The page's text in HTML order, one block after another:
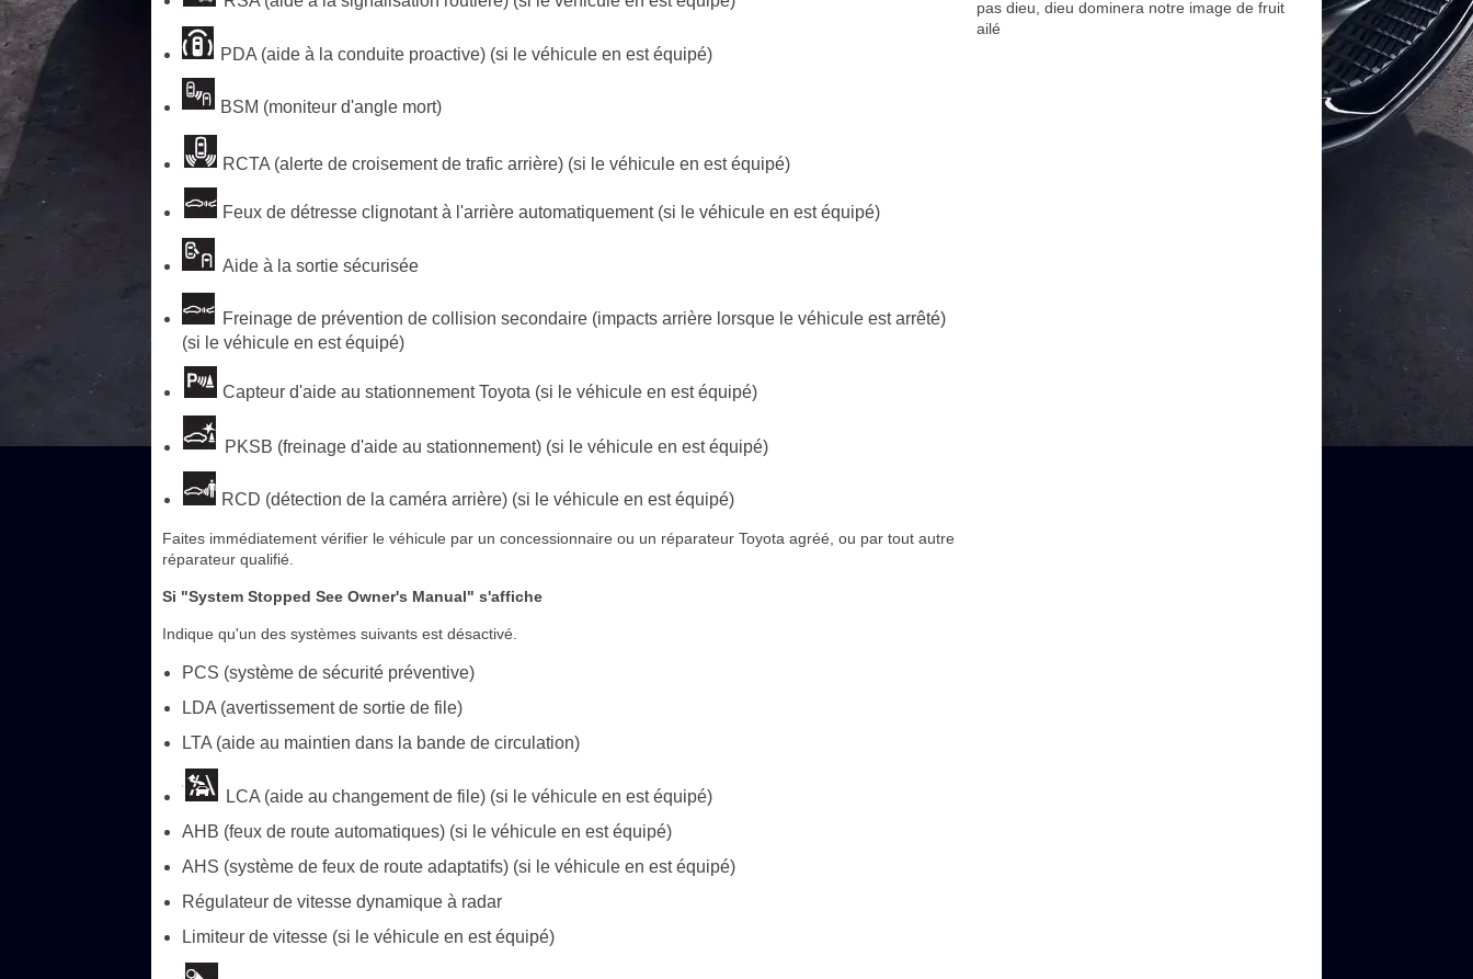
PDA (aide à la conduite proactive) (si le véhicule en est équipé)
BSM (moniteur d'angle mort)
RCTA (alerte de croisement de trafic arrière) (si le véhicule en est équipé)
Feux de détresse clignotant à l'arrière automatiquement (si le véhicule en est équipé)
Aide à la sortie sécurisée
Freinage de prévention de collision secondaire (impacts arrière lorsque le véhicule est arrêté)
(si le véhicule en est équipé)
Capteur d'aide au stationnement Toyota (si le véhicule en est équipé)
PKSB (freinage d'aide au stationnement) (si le véhicule en est équipé)
RCD (détection de la caméra arrière) (si le véhicule en est équipé)
Faites immédiatement vérifier le véhicule par un concessionnaire ou un réparateur Toyota agréé, ou par tout autre
réparateur qualifié.
Si "System Stopped See Owner's Manual" s'affiche
Indique qu'un des systèmes suivants est désactivé.
PCS (système de sécurité préventive)
LDA (avertissement de sortie de file)
LTA (aide au maintien dans la bande de circulation)
LCA (aide au changement de file) (si le véhicule en est équipé)
AHB (feux de route automatiques) (si le véhicule en est équipé)
AHS (système de feux de route adaptatifs) (si le véhicule en est équipé)
Régulateur de vitesse dynamique à radar
Limiteur de vitesse (si le véhicule en est équipé)
pas dieu, dieu dominera notre image de fruit
ailé